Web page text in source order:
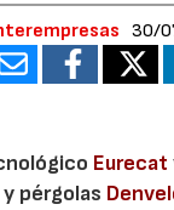
30/
Eurecat
pérgolas